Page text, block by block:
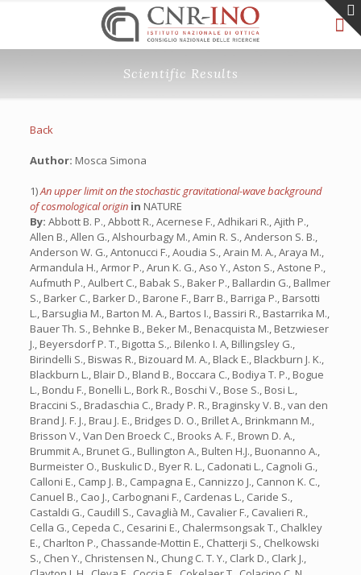
Scientific Results
Back
Author: Mosca Simona
1)An upper limit on the stochastic gravitational-wave background
of cosmological origin in NATURE
By: Abbott B. P., Abbott R., Acernese F., Adhikari R., Ajith P.,
Allen B., Allen G., Alshourbagy M., Amin R. S., Anderson S. B.,
Anderson W. G., Antonucci F., Aoudia S., Arain M. A., Araya M.,
Armandula H., Armor P., Arun K. G., Aso Y., Aston S., Astone P.,
Aufmuth P., Aulbert C., Babak S., Baker P., Ballardin G., Ballmer
S., Barker C., Barker D., Barone F., Barr B., Barriga P., Barsotti
L., Barsuglia M., Barton M. A., Bartos I., Bassiri R., Bastarrika M.,
Bauer Th. S., Behnke B., Beker M., Benacquista M., Betzwieser
J., Beyersdorf P. T., Bigotta S.,. Bilenko I. A, Billingsley G.,
Birindelli S., Biswas R., Bizouard M. A., Black E., Blackburn J. K.,
Blackburn L., Blair D., Bland B., Boccara C., Bodiya T. P., Bogue
L., Bondu F., Bonelli L., Bork R., Boschi V., Bose S., Bosi L.,
Braccini S., Bradaschia C., Brady P. R., Braginsky V. B., van den
Brand J. F. J., Brau J. E., Bridges D. O., Brillet A., Brinkmann M.,
Brisson V., Van Den Broeck C., Brooks A. F., Brown D. A.,
Brummit A., Brunet G., Bullington A., Bulten H.J., Buonanno A.,
Burmeister O., Buskulic D., Byer R. L., Cadonati L., Cagnoli G.,
Calloni E., Camp J. B., Campagna E., Cannizzo J., Cannon K. C.,
Canuel B., Cao J., Carbognani F., Cardenas L., Caride S.,
Castaldi G., Caudill S., Cavaglià M., Cavalier F., Cavalieri R.,
Cella G., Cepeda C., Cesarini E., Chalermsongsak T., Chalkley
E., Charlton P., Chassande-Mottin E., Chatterji S., Chelkowski
S., Chen Y., Christensen N., Chung C. T. Y., Clark D., Clark J.,